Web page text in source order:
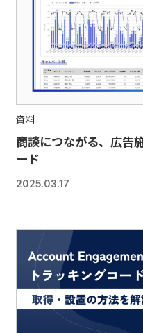
資料
商談につながる、広告
ード
2025.03.17